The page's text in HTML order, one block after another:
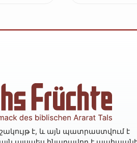
է, և այն պատրաստվում է